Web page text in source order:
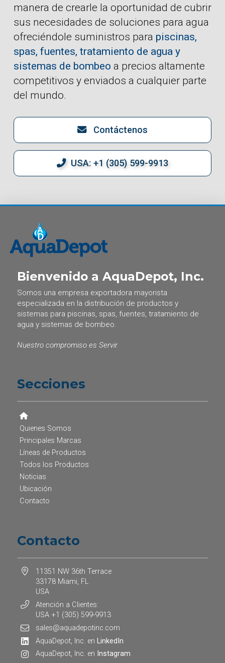
manera de crearle la oportunidad de cubrir
sus necesidades de soluciones para agua
ofreciéndole suministros para piscinas,
spas, fuentes, tratamiento de agua y
sistemas de bombeo a precios altamente
competitivos y enviados a cualquier parte
del mundo.
Contáctenos
USA: +1 (305) 599-9913
Bienvenido a AquaDepot, Inc.
Somos una empresa exportadora mayorista
especializada en la distribución de productos y
sistemas para piscinas, spas, fuentes, tratamiento de
agua y sistemas de bombeo.
Nuestro compromiso es Servir.
Secciones
Quienes Somos
Principales Marcas
Líneas de Productos
Todos los Productos
Noticias
Ubicación
Contacto
Contacto
11351 NW 36th Terrace
33178 Miami, FL
USA
Atención a Clientes:
USA +1 (305) 599-9913
sales@aquadepotinc.com
AquaDepot, Inc. en LinkedIn
AquaDepot, Inc. en Instagram